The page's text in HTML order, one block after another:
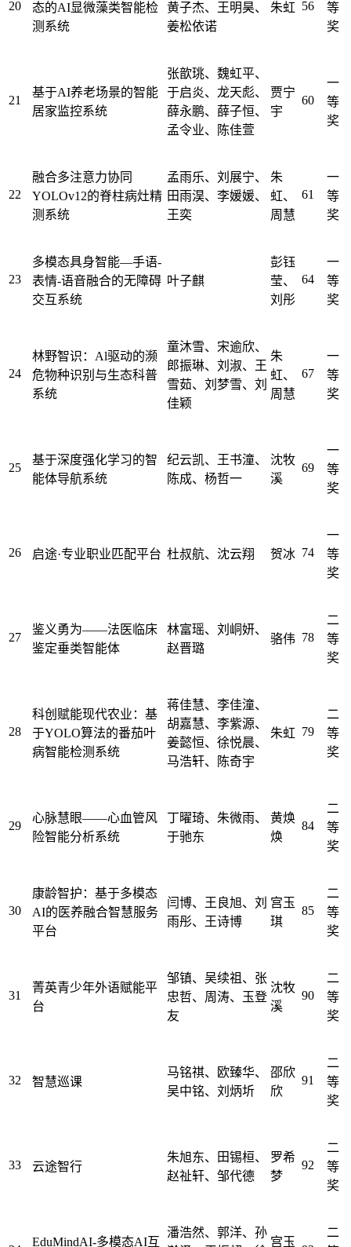
20
态的AI显微藻类智能检
测系统
黄子杰、王明昊、
姜松依诺
朱虹 56
等
奖
21
基于AI养老场景的智能
居家监控系统
张歆珧、魏虹平、
于启炎、龙天彪、
薛永鹏、薛子恒、
孟令业、陈佳萱
贾宁
宇
60
一
等
奖
22
融合多注意力协同
YOLOv12的脊柱病灶精
测系统
孟雨乐、刘展宁、
田雨淏、李媛媛、
王奕
朱
虹、
周慧
61
一
等
奖
23
多模态具身智能—手语-
表情-语音融合的无障碍
交互系统
叶子麒
彭钰
莹、
刘彤
64
一
等
奖
24
林野智识：Al驱动的濒
危物种识别与生态科普
系统
童沐雪、宋逾欣、
郎振琳、刘淑、王
雪茹、刘梦雪、刘
佳颖
朱
虹、
周慧
67
一
等
奖
25
基于深度强化学习的智
能体导航系统
纪云凯、王书潼、
陈成、杨哲一
沈牧
溪
69
一
等
奖
26 启途·专业职业匹配平台 杜叔航、沈云翔 贺冰 74
一
等
奖
27
鉴义勇为——法医临床
鉴定垂类智能体
林富瑶、刘峒妍、
赵晋璐
骆伟 78
二
等
奖
28
科创赋能现代农业：基
于YOLO算法的番茄叶
病智能检测系统
蒋佳慧、李佳潼、
胡嘉慧、李紫源、
姜懿恒、徐悦晨、
马浩轩、陈奇宇
朱虹 79
二
等
奖
29
心脉慧眼——心血管风
险智能分析系统
丁曜琦、朱微雨、
于驰东
黄焕
焕
84
二
等
奖
30
康龄智护：基于多模态
AI的医养融合智慧服务
平台
闫博、王良旭、刘
雨彤、王诗博
宫玉
琪
85
二
等
奖
31
菁英青少年外语赋能平
台
邹镇、吴续祖、张
忠哲、周涛、玉登
友
沈牧
溪
90
二
等
奖
32 智慧巡课
马铭祺、欧臻华、
吴中铭、刘炳圻
邵欣
欣
91
二
等
奖
33 云途智行
朱旭东、田锡桓、
赵祉轩、邹代德
罗希
梦
92
二
等
奖
EduMindAI-多模态AI互
潘浩然、郭洋、孙
宫玉
二